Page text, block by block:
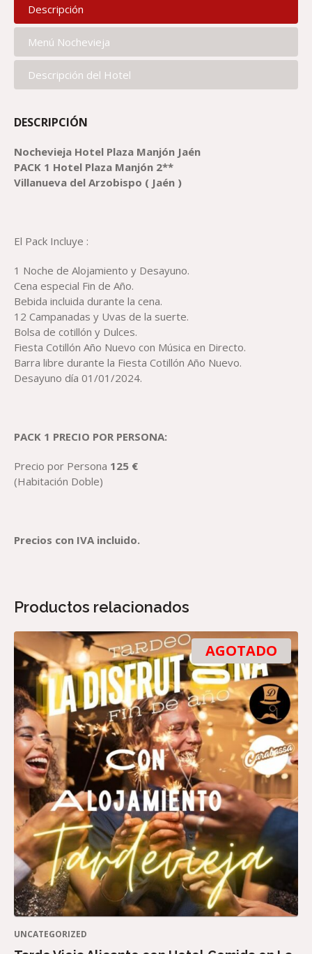
Descripción
Menú Nochevieja
Descripción del Hotel
DESCRIPCIÓN
Nochevieja Hotel Plaza Manjón Jaén
PACK 1 Hotel Plaza Manjón 2**
Villanueva del Arzobispo ( Jaén )
El Pack Incluye :
1 Noche de Alojamiento y Desayuno.
Cena especial Fin de Año.
Bebida incluida durante la cena.
12 Campanadas y Uvas de la suerte.
Bolsa de cotillón y Dulces.
Fiesta Cotillón Año Nuevo con Música en Directo.
Barra libre durante la Fiesta Cotillón Año Nuevo.
Desayuno día 01/01/2024.
PACK 1 PRECIO POR PERSONA:
Precio por Persona 125 €
(Habitación Doble)
Precios con IVA incluido.
Productos relacionados
AGOTADO
UNCATEGORIZED